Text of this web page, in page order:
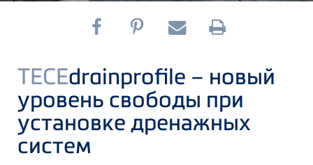
TECEdrainprofile – новый
уровень свободы при
установке дренажных
систем